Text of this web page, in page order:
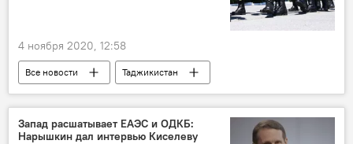
4 ноября 2020, 12:58
Все новости
Таджикистан
Общество
военные учения призыв
Запад расшатывает ЕАЭС и ОДКБ:
Нарышкин дал интервью Киселеву